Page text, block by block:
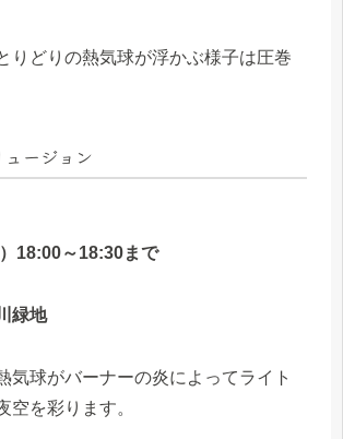
りどりの熱気球が浮かぶ様子は圧巻
ージョン
18:00～18:30まで
緑地
気球がバーナーの炎によってライト
空を彩ります。